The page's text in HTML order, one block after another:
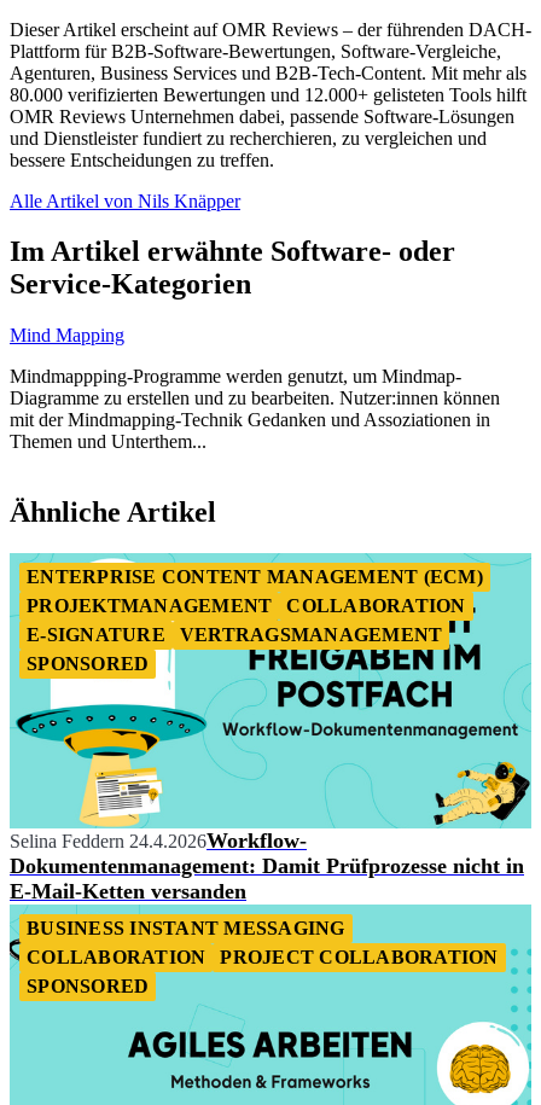
Dieser Artikel erscheint auf OMR Reviews – der führenden DACH-
Plattform für B2B-Software-Bewertungen, Software-Vergleiche,
Agenturen, Business Services und B2B-Tech-Content. Mit mehr als
80.000 verifizierten Bewertungen und 12.000+ gelisteten Tools hilft
OMR Reviews Unternehmen dabei, passende Software-Lösungen
und Dienstleister fundiert zu recherchieren, zu vergleichen und
bessere Entscheidungen zu treffen.
Alle Artikel von Nils Knäpper
Im Artikel erwähnte Software- oder
Service-Kategorien
Mind Mapping
Mindmappping-Programme werden genutzt, um Mindmap-
Diagramme zu erstellen und zu bearbeiten. Nutzer:innen können
mit der Mindmapping-Technik Gedanken und Assoziationen in
Themen und Unterthem...
1
of
Ähnliche Artikel
ENTERPRISE CONTENT MANAGEMENT (ECM)
PROJEKTMANAGEMENT
COLLABORATION
E-SIGNATURE
VERTRAGSMANAGEMENT
SPONSORED
Selina Feddern 24.4.2026Workflow-
Dokumentenmanagement: Damit Prüfprozesse nicht in
E-Mail-Ketten versanden
BUSINESS INSTANT MESSAGING
COLLABORATION
PROJECT COLLABORATION
SPONSORED